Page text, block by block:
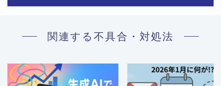
関連する不具合・対処法